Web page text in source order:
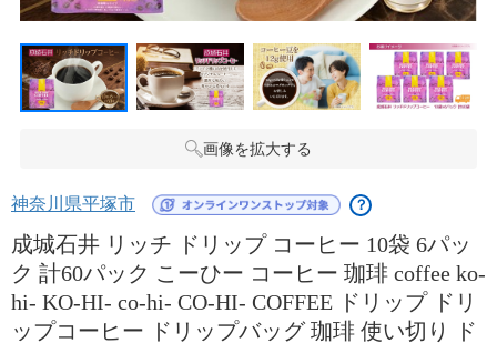
画像を拡大する
神奈川県平塚市 ？
成城石井 リッチ ドリップ コーヒー 10袋 6パッ
ク 計60パック こーひー コーヒー 珈琲 coffee ko-
hi- KO-HI- co-hi- CO-HI- COFFEE ドリップ ドリ
ップコーヒー ドリップバッグ 珈琲 使い切り ド